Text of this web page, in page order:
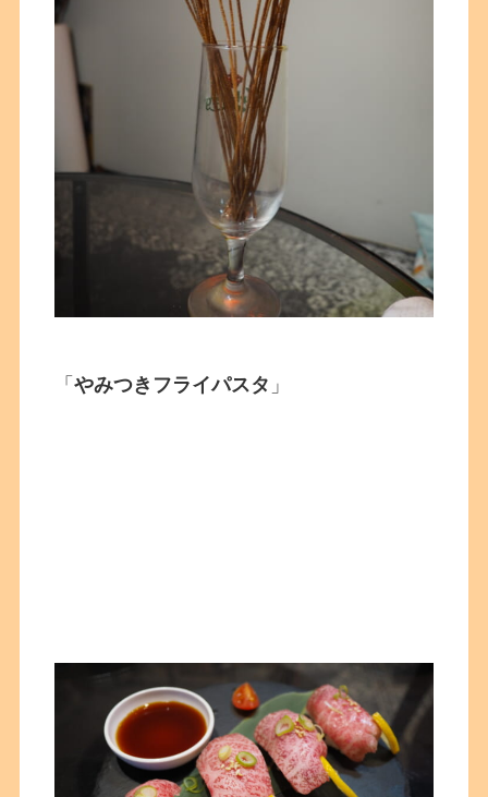
「やみつきフライパスタ 」